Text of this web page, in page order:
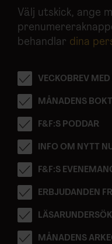
Välj utskick, ange
behandlar dina
VECKOBREV MED
MÅNADENS
F&F:S PODDAR
INFO OM NYTT
F&F:S
ERBJUDANDEN
MÅNADENS